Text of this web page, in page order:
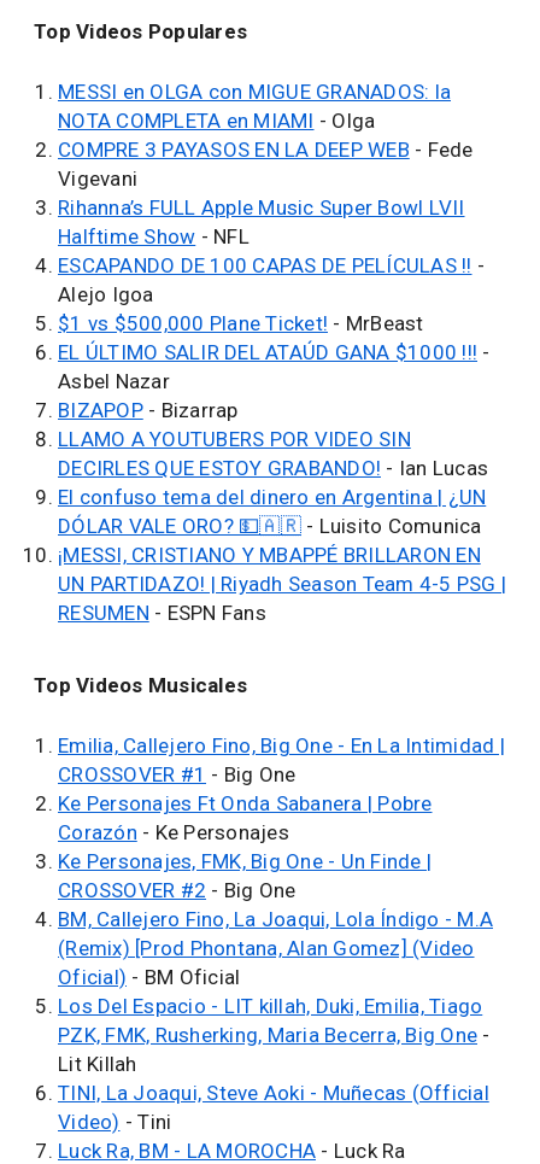
Top Videos Populares
MESSI en OLGA con MIGUE GRANADOS: la
NOTA COMPLETA en MIAMI - Olga
COMPRE 3 PAYASOS EN LA DEEP WEB - Fede
Vigevani
Rihanna’s FULL Apple Music Super Bowl LVII
Halftime Show - NFL
ESCAPANDO DE 100 CAPAS DE PELÍCULAS !! -
Alejo Igoa
$1 vs $500,000 Plane Ticket! - MrBeast
EL ÚLTIMO SALIR DEL ATAÚD GANA $1000 !!! -
Asbel Nazar
BIZAPOP- Bizarrap
LLAMO A YOUTUBERS POR VIDEO SIN
DECIRLES QUE ESTOY GRABANDO! - Ian Lucas
El confuso tema del dinero en Argentina | ¿UN
DÓLAR VALE ORO? 💵🇦🇷- Luisito Comunica
¡MESSI, CRISTIANO Y MBAPPÉ BRILLARON EN
UN PARTIDAZO! | Riyadh Season Team 4-5 PSG |
RESUMEN - ESPN Fans
Top Videos Musicales
Emilia, Callejero Fino, Big One - En La Intimidad |
CROSSOVER #1 - Big One
Ke Personajes Ft Onda Sabanera | Pobre
Corazón - Ke Personajes
Ke Personajes, FMK, Big One - Un Finde |
CROSSOVER #2 - Big One
BM, Callejero Fino, La Joaqui, Lola Índigo - M.A
(Remix) [Prod Phontana, Alan Gomez] (Video
Oficial) - BM Oficial
Los Del Espacio - LIT killah, Duki, Emilia, Tiago
PZK, FMK, Rusherking, Maria Becerra, Big One -
Lit Killah
TINI, La Joaqui, Steve Aoki - Muñecas (Official
Video) - Tini
Luck Ra, BM - LA MOROCHA - Luck Ra